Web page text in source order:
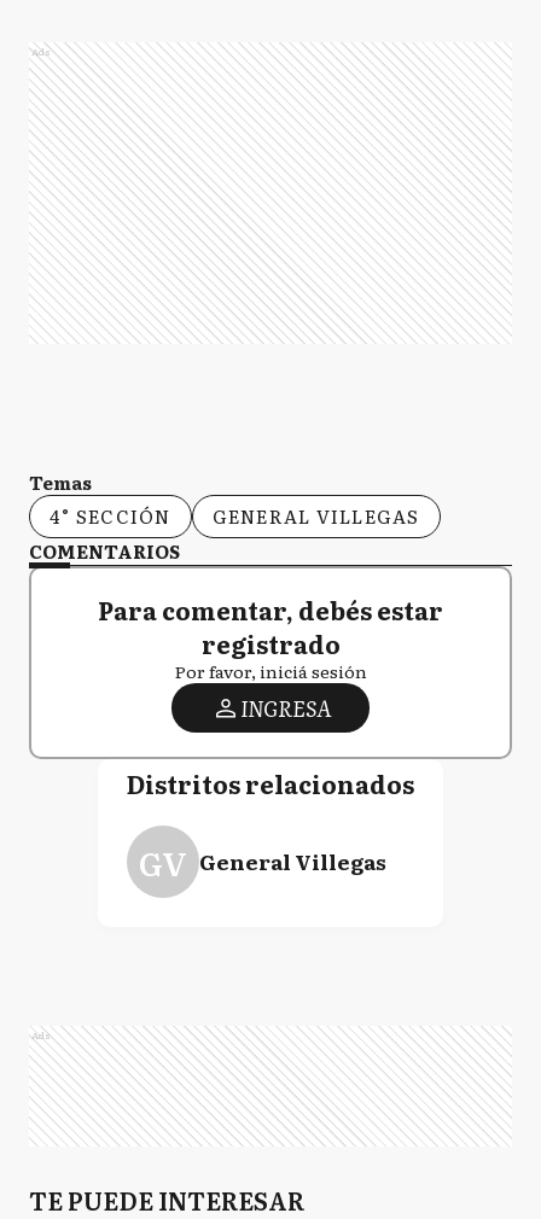
Ads
Temas
4° SECCIÓN
GENERAL VILLEGAS
COMENTARIOS
Para comentar, debés estar
registrado
Por favor, iniciá sesión
INGRESA
Distritos relacionados
GV General Villegas
Ads
TE PUEDE INTERESAR